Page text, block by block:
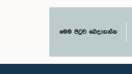
මෙම පිටුව බෙදාගන්න